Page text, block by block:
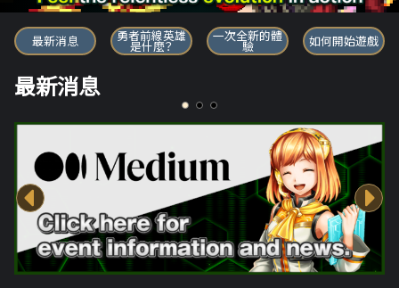
勇者前線英雄
最新消息 勇者前線英雄
是什麼？
一次全新的體
驗 如何開始遊戲
最新消息